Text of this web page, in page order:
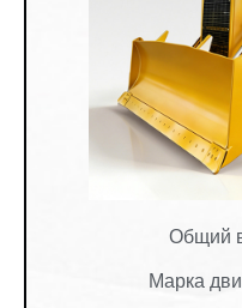
Общий
Марка